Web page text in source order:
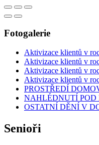
Fotogalerie
Aktivizace klientů v
Aktivizace klientů v
Aktivizace klientů v
Aktivizace klientů v
PROSTŘEDÍ
NAHLÉDNUTÍ
OSTATNÍ DĚNÍ V
Senioři